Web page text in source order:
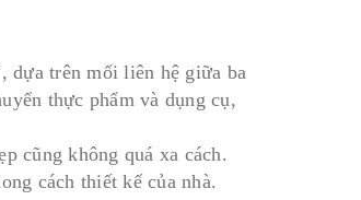
dựa trên mối liên hệ giữa ba
thực phẩm và dụng cụ,
cũng không quá xa cách.
cách thiết kế của nhà.